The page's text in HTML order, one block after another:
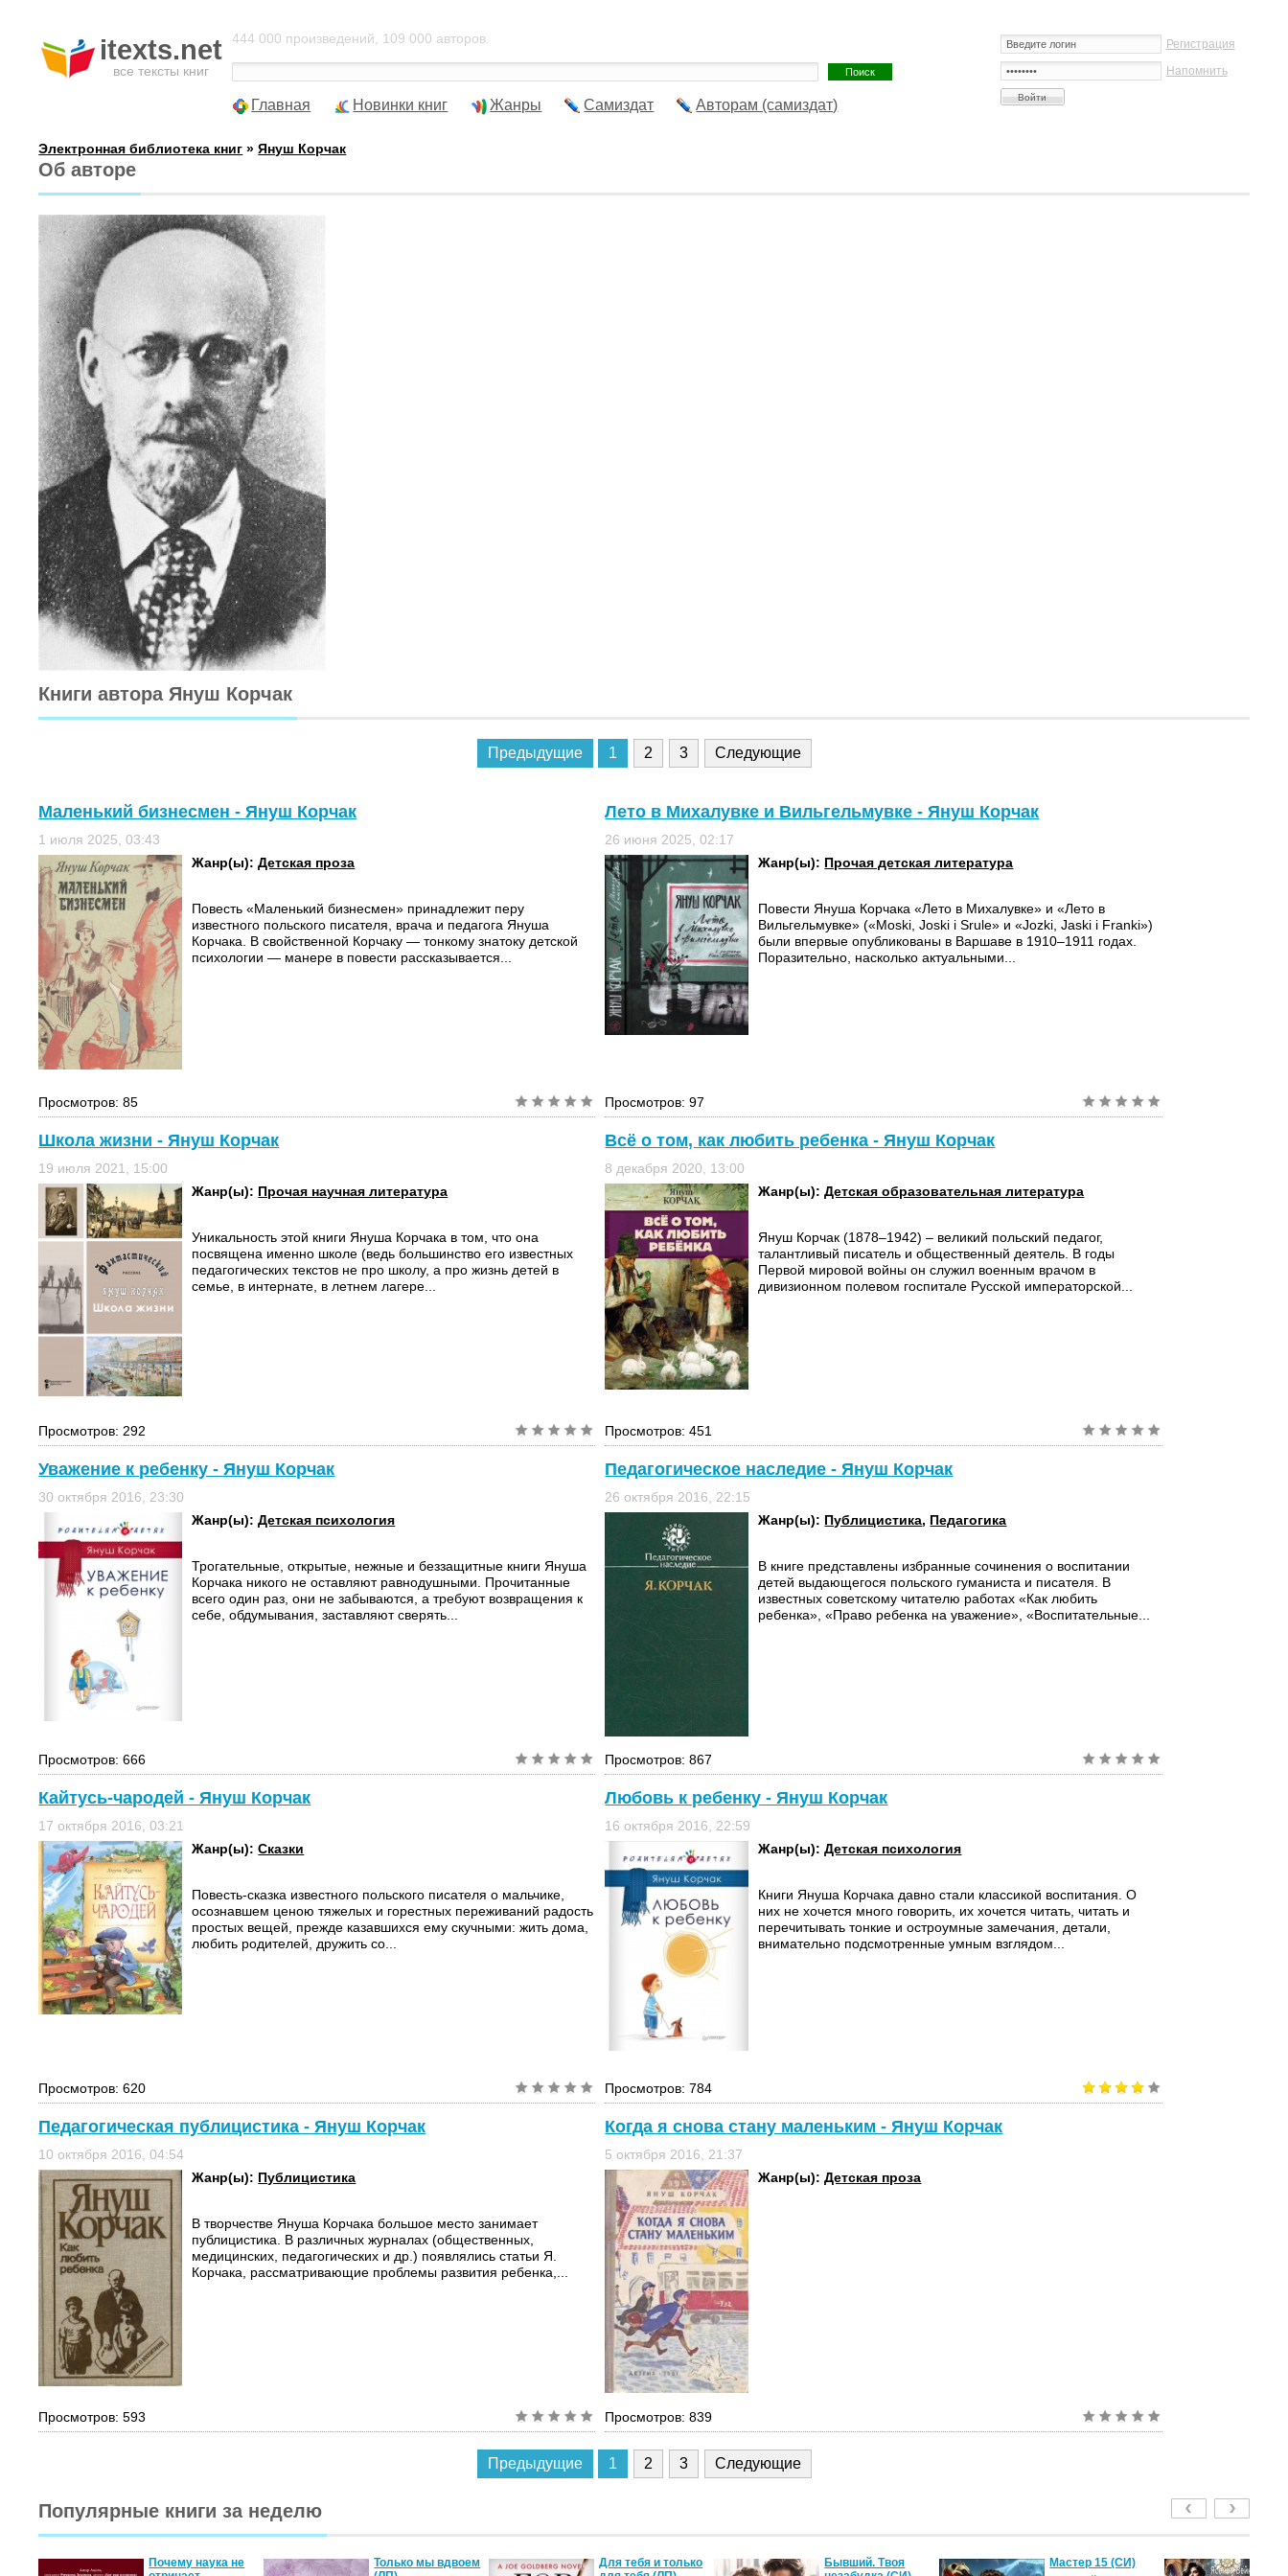
itexts.net
все тексты книг
Регистрация
Напомнить
444 000 произведений, 109 000 авторов.
Главная Новинки книг Жанры Самиздат Авторам (самиздат)
Электронная библиотека книг »Януш Корчак
Об авторе
Книги автора Януш Корчак
Предыдущие 1 2 3 Следующие
Маленький бизнесмен - Януш Корчак
1 июля 2025, 03:43
Жанр(ы):Детская проза
Повесть «Маленький бизнесмен» принадлежит перу
известного польского писателя, врача и педагога Януша
Корчака. В свойственной Корчаку — тонкому знатоку детской
психологии — манере в повести рассказывается...
Просмотров: 85
Лето в Михалувке и Вильгельмувке - Януш Корчак
26 июня 2025, 02:17
Жанр(ы): Прочая детская литература
Повести Януша Корчака «Лето в Михалувке» и «Лето в
Вильгельмувке» («Moski, Joski i Srule» и «Jozki, Jaski i Franki»)
были впервые опубликованы в Варшаве в 1910–1911 годах.
Поразительно, насколько актуальными...
Просмотров: 97
Школа жизни - Януш Корчак
19 июля 2021, 15:00
Жанр(ы): Прочая научная литература
Уникальность этой книги Януша Корчака в том, что она
посвящена именно школе (ведь большинство его известных
педагогических текстов не про школу, а про жизнь детей в
семье, в интернате, в летнем лагере...
Просмотров: 292
Всё о том, как любить ребенка - Януш Корчак
8 декабря 2020, 13:00
Жанр(ы):Детская образовательная литература
Януш Корчак (1878–1942) – великий польский педагог,
талантливый писатель и общественный деятель. В годы
Первой мировой войны он служил военным врачом в
дивизионном полевом госпитале Русской императорской...
Просмотров: 451
Уважение к ребенку - Януш Корчак
30 октября 2016, 23:30
Жанр(ы):Детская психология
Трогательные, открытые, нежные и беззащитные книги Януша
Корчака никого не оставляют равнодушными. Прочитанные
всего один раз, они не забываются, а требуют возвращения к
себе, обдумывания, заставляют сверять...
Просмотров: 666
Педагогическое наследие - Януш Корчак
26 октября 2016, 22:15
Жанр(ы): Публицистика, Педагогика
В книге представлены избранные сочинения о воспитании
детей выдающегося польского гуманиста и писателя. В
известных советскому читателю работах «Как любить
ребенка», «Право ребенка на уважение», «Воспитательные...
Просмотров: 867
Кайтусь-чародей - Януш Корчак
17 октября 2016, 03:21
Жанр(ы):Сказки
Повесть-сказка известного польского писателя о мальчике,
осознавшем ценою тяжелых и горестных переживаний радость
простых вещей, прежде казавшихся ему скучными: жить дома,
любить родителей, дружить со...
Просмотров: 620
Любовь к ребенку - Януш Корчак
16 октября 2016, 22:59
Жанр(ы):Детская психология
Книги Януша Корчака давно стали классикой воспитания. О
них не хочется много говорить, их хочется читать, читать и
перечитывать тонкие и остроумные замечания, детали,
внимательно подсмотренные умным взглядом...
Просмотров: 784
Педагогическая публицистика - Януш Корчак
10 октября 2016, 04:54
Жанр(ы): Публицистика
В творчестве Януша Корчака большое место занимает
публицистика. В различных журналах (общественных,
медицинских, педагогических и др.) появлялись статьи Я.
Корчака, рассматривающие проблемы развития ребенка,...
Просмотров: 593
Когда я снова стану маленьким - Януш Корчак
5 октября 2016, 21:37
Жанр(ы):Детская проза
Просмотров: 839
Предыдущие 1 2 3 Следующие
Популярные книги за неделю
Почему наука не
Только мы вдвоем
Для тебя и только
Бывший. Твоя
Мастер 15 (СИ)